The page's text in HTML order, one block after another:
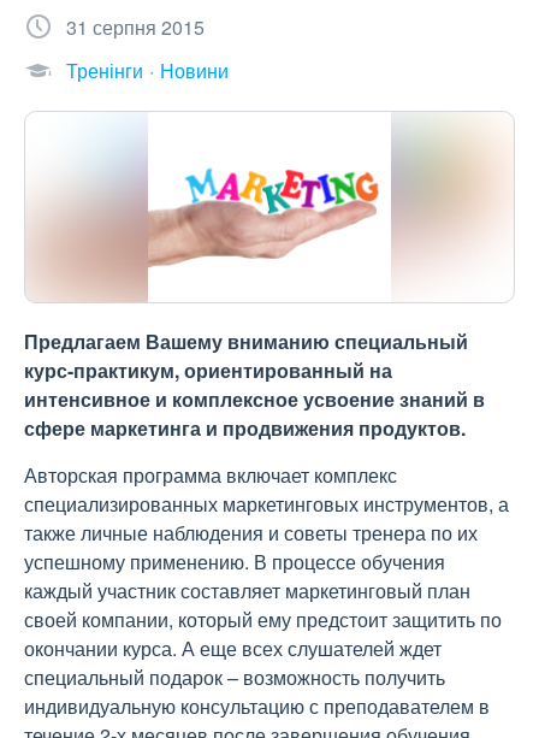
31 серпня 2015
Тренінги
Новини
Предлагаем Вашему вниманию специальный
курс-практикум, ориентированный на
интенсивное и комплексное усвоение знаний в
сфере маркетинга и продвижения продуктов.
Авторская программа включает комплекс
специализированных маркетинговых инструментов, а
также личные наблюдения и советы тренера по их
успешному применению. В процессе обучения
каждый участник составляет маркетинговый план
своей компании, который ему предстоит защитить по
окончании курса. А еще всех слушателей ждет
специальный подарок – возможность получить
индивидуальную консультацию с преподавателем в